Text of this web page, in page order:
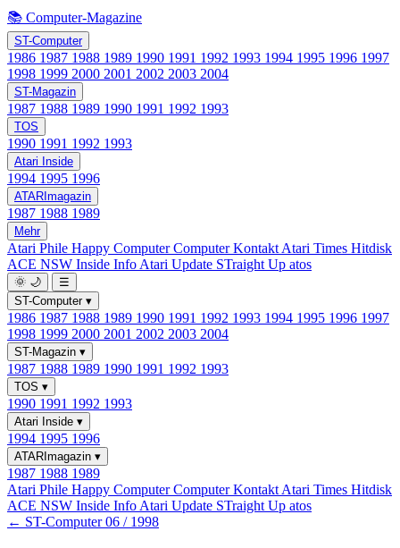
📚 Computer-Magazine
ST-Computer
1986 1987 1988 1989 1990 1991 1992 1993 1994 1995 1996 1997
1998 1999 2000 2001 2002 2003 2004
ST-Magazin
1987 1988 1989 1990 1991 1992 1993
TOS
1990 1991 1992 1993
Atari Inside
1994 1995 1996
ATARImagazin
1987 1988 1989
Mehr
Atari Phile Happy ComputerComputer Kontakt Atari Times Hitdisk
ACE NSW Inside Info Atari Update STraight Up atos
🌞 🌙
☰
ST-Computer ▾
1986 1987 1988 1989 1990 1991 1992 1993 1994 1995 1996 1997
1998 1999 2000 2001 2002 2003 2004
ST-Magazin ▾
1987 1988 1989 1990 1991 1992 1993
TOS ▾
1990 1991 1992 1993
Atari Inside ▾
1994 1995 1996
ATARImagazin ▾
1987 1988 1989
Atari Phile Happy ComputerComputer Kontakt Atari Times Hitdisk
ACE NSW Inside Info Atari Update STraight Up atos
← ST-Computer 06 / 1998